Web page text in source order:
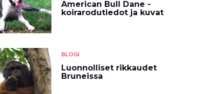
American Bull Dane -
koirarodutiedot ja kuvat
BLOGI
Luonnolliset rikkaudet
Bruneissa